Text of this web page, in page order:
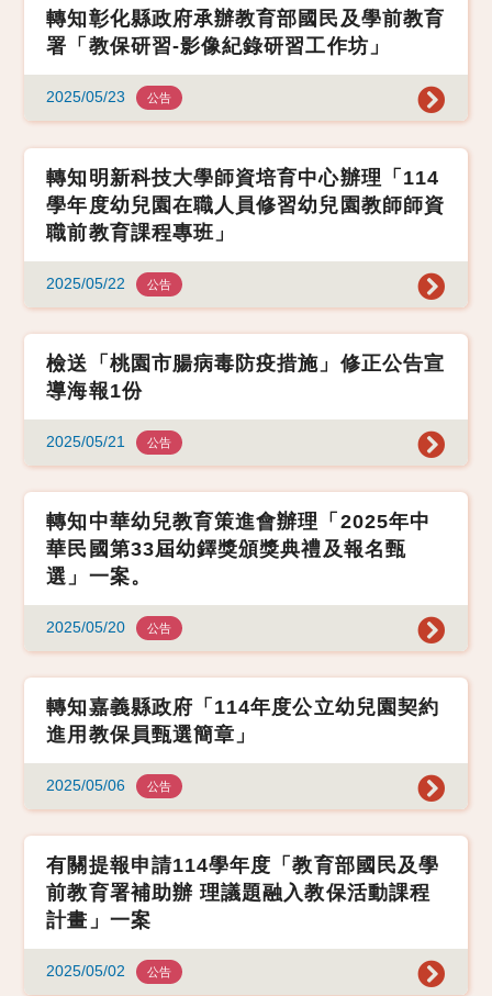
轉知彰化縣政府承辦教育部國民及學前教育
署「教保研習-影像紀錄研習工作坊」
2025/05/23 公告
轉知明新科技大學師資培育中心辦理「114
學年度幼兒園在職人員修習幼兒園教師師資
職前教育課程專班」
2025/05/22 公告
檢送「桃園市腸病毒防疫措施」修正公告宣
導海報1份
2025/05/21 公告
轉知中華幼兒教育策進會辦理「2025年中
華民國第33屆幼鐸獎頒獎典禮及報名甄
選」一案。
2025/05/20 公告
轉知嘉義縣政府「114年度公立幼兒園契約
進用教保員甄選簡章」
2025/05/06 公告
有關提報申請114學年度「教育部國民及學
前教育署補助辦 理議題融入教保活動課程
計畫」一案
2025/05/02 公告